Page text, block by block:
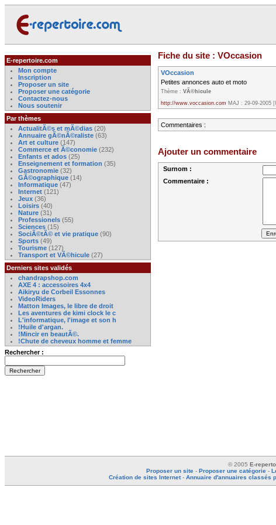
E-repertoire.com
Mon compte
Inscription
Proposer un site
Proposer une catégorie
Contactez-nous
Nous soutenir
Par thèmes
ActualitÃ©s et mÃ©dias (20)
Annuaire gÃ©nÃ©raliste (63)
Art et culture (147)
Commerce et Ã©conomie (232)
Enfants et ados (25)
Enseignement et formation (35)
Gastronomie (32)
GÃ©ographique (14)
Informatique (47)
Internet (121)
Jeux (36)
Loisirs (40)
Nature (31)
Professionels (55)
Sciences (15)
SociÃ©tÃ© et vie pratique (90)
Sports (49)
Tourisme (127)
Transport et VÃ©hicule (27)
Derniers sites validés
chandrapshop.com
AXE 4 : accessoires 4x4
Aikiryu de Corbeil Essonnes
VideoRiders
Matton Images, le libre de droit
Les aventures de kimi clock le c
L'informatique, l'image et son h
!Huile d'argan.
!Mincir en beautÃ©.
!Chute de cheveux homme et femme
Rechercher :
Fiche du site : VOccasion
VOccasion
Petites annonces auto et moto
Thème : VÃ©hicule
http://www.voccasion.com MAJ : 29-09-2005
Commentaires :
Ajouter un commentaire
Surnom :
Commentaire :
© 2005 E-
Proposer un site- Proposer une catégorie-
Création de sites Internet- Annuaire d'annuaires classés